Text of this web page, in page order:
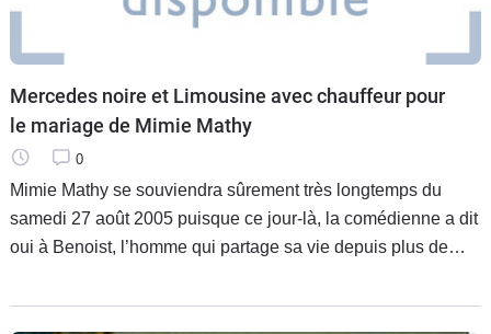
Mercedes noire et Limousine avec chauffeur pour
le mariage de Mimie Mathy
0
Mimie Mathy se souviendra sûrement très longtemps du
samedi 27 août 2005 puisque ce jour-là, la comédienne a dit
oui à Benoist, l’homme qui partage sa vie depuis plus de
traîne